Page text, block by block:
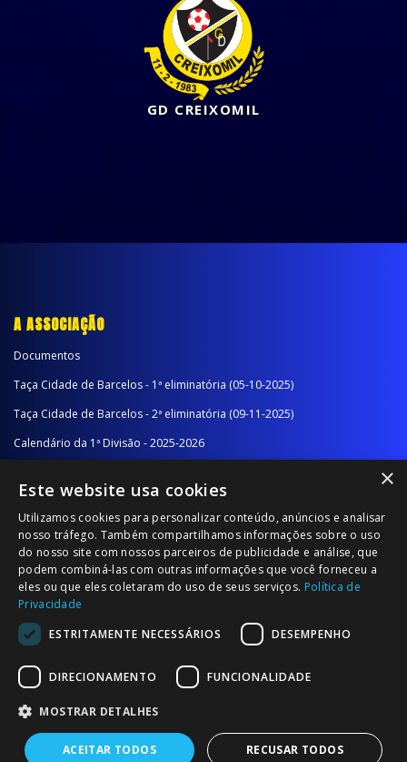
GD CREIXOMIL
A ASSOCIAÇÃO
Documentos
Taça Cidade de Barcelos - 1ª eliminatória (05-10-2025)
Taça Cidade de Barcelos - 2ª eliminatória (09-11-2025)
Calendário da 1ª Divisão - 2025-2026
Calendário da 2ª Divisão - Série B - 2025-2026
Calendário da Época
NOTÍCIAS/COMUNICADOS
Notícias
Comunicados
© 2026 Associação Futebol Popular Barcelos
×
Este website usa cookies
Utilizamos cookies para personalizar conteúdo, anúncios e analisar
nosso tráfego. Também compartilhamos informações sobre o uso
do nosso site com nossos parceiros de publicidade e análise, que
podem combiná-las com outras informações que você forneceu a
eles ou que eles coletaram do uso de seus serviços. Política de
Privacidade
ESTRITAMENTE NECESSÁRIOS
DESEMPENHO
DIRECIONAMENTO FUNCIONALIDADE
MOSTRAR DETALHES
ACEITAR TODOS RECUSAR TODOS